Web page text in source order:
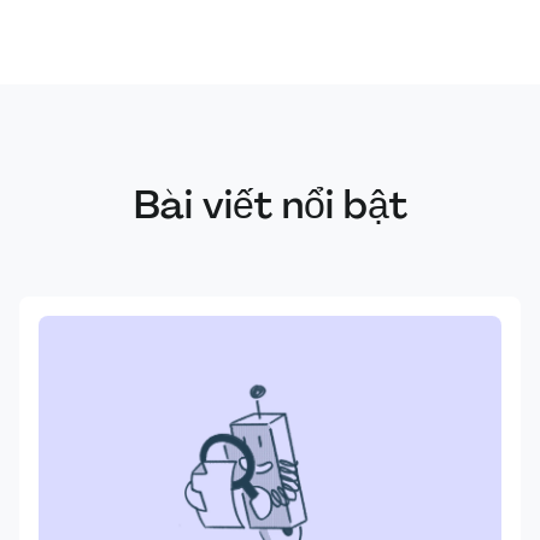
Bài viết nổi bật